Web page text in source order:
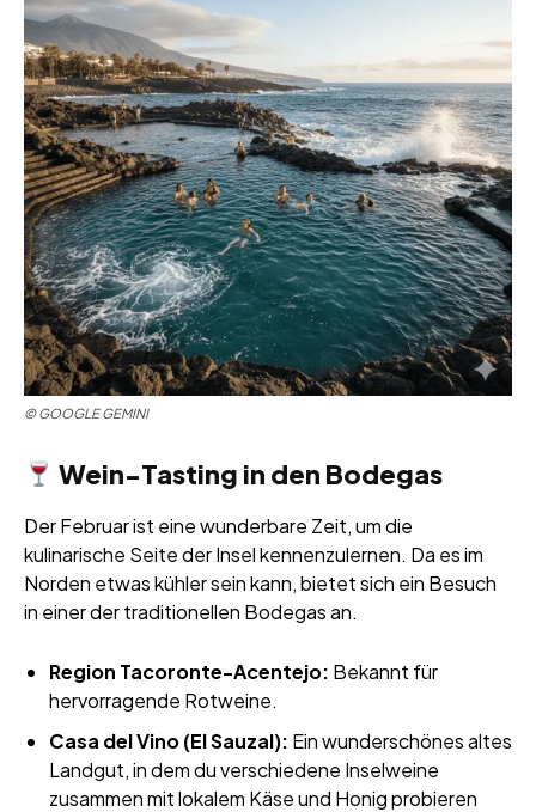
© GOOGLE GEMINI
Wein-Tasting in den Bodegas
Der Februar ist eine wunderbare Zeit, um die
kulinarische Seite der Insel kennenzulernen. Da es im
Norden etwas kühler sein kann, bietet sich ein Besuch
in einer der traditionellen Bodegas an.
Region Tacoronte-Acentejo: Bekannt für
hervorragende Rotweine.
Casa del Vino (El Sauzal): Ein wunderschönes altes
Landgut, in dem du verschiedene Inselweine
zusammen mit lokalem Käse und Honig probieren